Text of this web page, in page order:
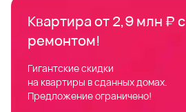
Квартира от 2,9 млн ₽ с
ремонтом!
Гигантские скидки
на квартиры в сданных домах.
Предложение ограничено!